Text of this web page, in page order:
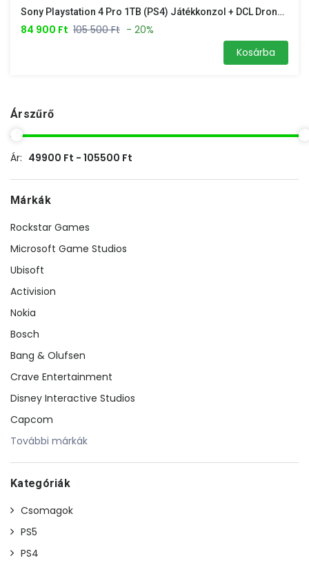
Sony Playstation 4 Pro 1TB (PS4) Játékkonzol + DCL Drone The Game 1 Év Garancia – Gamer Nyár Akció
84 900 Ft 105 500 Ft - 20%
Kosárba
Árszűrő
Ár: 49900 Ft - 105500 Ft
Márkák
Rockstar Games
Microsoft Game Studios
Ubisoft
Activision
Nokia
Bosch
Bang & Olufsen
Crave Entertainment
Disney Interactive Studios
Capcom
További márkák
Kategóriák
Csomagok
PS5
PS4